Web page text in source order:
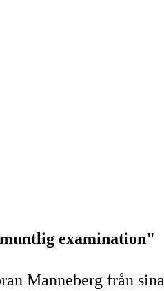
examination"
Manneberg från